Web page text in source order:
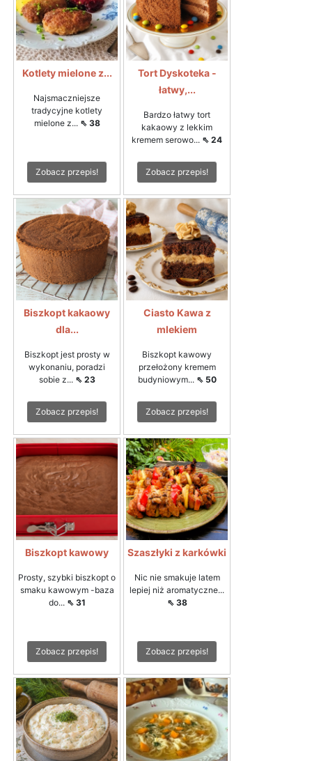
Kotlety mielone z...
Najsmaczniejsze
tradycyjne kotlety
mielone z... ⇖ 38
Zobacz przepis!
Tort Dyskoteka -
łatwy,...
Bardzo łatwy tort
kakaowy z lekkim
kremem serowo... ⇖ 24
Zobacz przepis!
Biszkopt kakaowy
dla...
Biszkopt jest prosty w
wykonaniu, poradzi
sobie z... ⇖ 23
Zobacz przepis!
Ciasto Kawa z
mlekiem
Biszkopt kawowy
przełożony kremem
budyniowym... ⇖ 50
Zobacz przepis!
Biszkopt kawowy
Prosty, szybki biszkopt o
smaku kawowym -baza
do... ⇖ 31
Zobacz przepis!
Szaszłyki z karkówki
Nic nie smakuje latem
lepiej niż aromatyczne...
⇖ 38
Zobacz przepis!